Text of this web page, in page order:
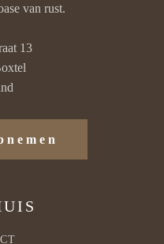
van rust.
13